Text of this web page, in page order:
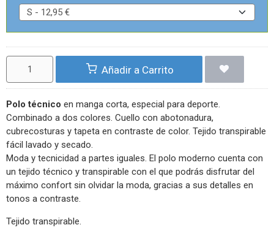
Añadir a Carrito
Polo técnico en manga corta, especial para deporte.
Combinado a dos colores. Cuello con abotonadura,
cubrecosturas y tapeta en contraste de color. Tejido transpirable
fácil lavado y secado.
Moda y tecnicidad a partes iguales. El polo moderno cuenta con
un tejido técnico y transpirable con el que podrás disfrutar del
máximo confort sin olvidar la moda, gracias a sus detalles en
tonos a contraste.
Tejido transpirable.